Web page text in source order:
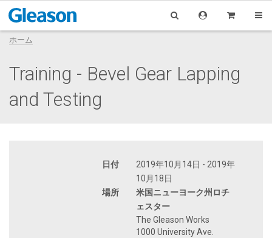
ホーム
Training - Bevel Gear Lapping
and Testing
日付
2019年10月14日 - 2019年
10月18日
場所
米国ニューヨーク州ロチ
ェスター
The Gleason Works
1000 University Ave.